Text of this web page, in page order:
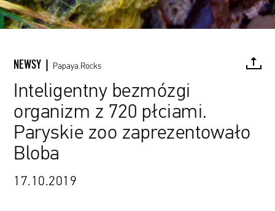
NEWSY | Papaya.Rocks
Inteligentny bezmózgi
organizm z 720 płciami.
Paryskie zoo zaprezentowało
Bloba
17.10.2019
FACEBOOK TWITTER PINTEREST MAIL